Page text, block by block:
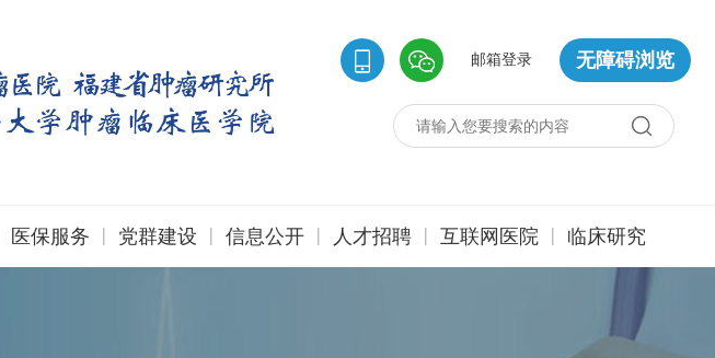
无障碍浏览
邮箱登录
医保服务 | 党群建设 | 信息公开 | 人才招聘 | 互联网医院 | 临床研究